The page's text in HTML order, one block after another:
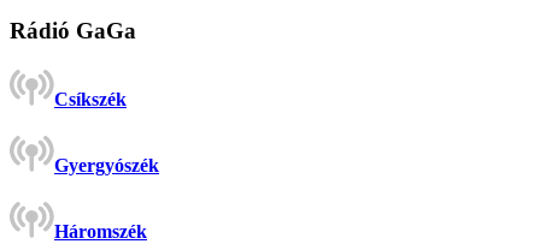
Rádió GaGa
Csíkszék
Gyergyószék
Háromszék